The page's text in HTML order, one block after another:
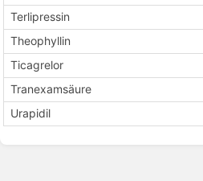
Terlipressin
Theophyllin
Ticagrelor
Tranexamsäure
Urapidil